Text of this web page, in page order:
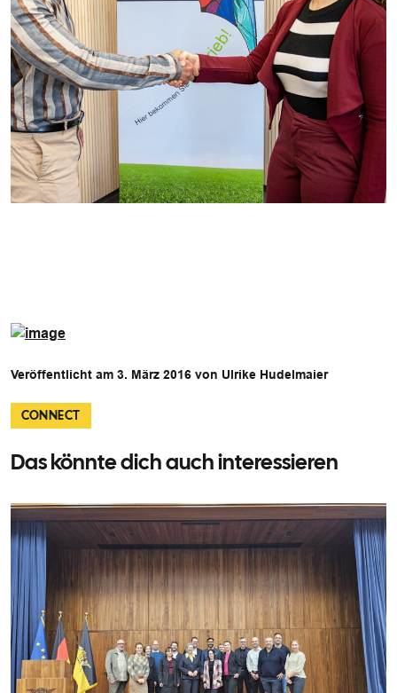
Veröffentlicht am 3. März 2016 von Ulrike Hudelmaier
CONNECT
Das könnte dich auch interessieren